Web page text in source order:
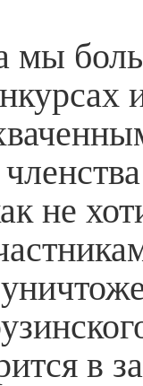
мы
не
в